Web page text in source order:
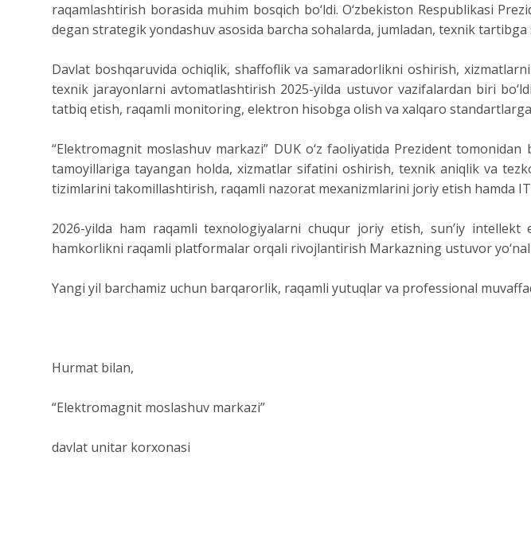
raqamlashtirish borasida muhim bosqich bo‘ldi. O‘zbekiston Respublikasi
degan strategik yondashuv asosida barcha sohalarda, jumladan, texnik
Davlat boshqaruvida ochiqlik, shaffoflik va samaradorlikni oshirish,
texnik jarayonlarni avtomatlashtirish 2025-yilda ustuvor vazifalardan biri
tatbiq etish, raqamli monitoring, elektron hisobga olish va xalqaro
“Elektromagnit moslashuv markazi” DUK o‘z faoliyatida Prezident
tamoyillariga tayangan holda, xizmatlar sifatini oshirish, texnik aniqlik va
tizimlarini takomillashtirish, raqamli nazorat mexanizmlarini joriy etish hamda
2026-yilda ham raqamli texnologiyalarni chuqur joriy etish, sun’iy
hamkorlikni raqamli platformalar orqali rivojlantirish Markazning ustuvor
Yangi yil barchamiz uchun barqarorlik, raqamli yutuqlar va professional
Hurmat bilan,
“Elektromagnit moslashuv markazi”
davlat unitar korxonasi